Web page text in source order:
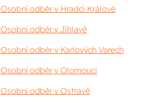
Osobní odběr v Hradci Králové
Osobní odběr v Jihlavě
Osobní odběr v Karlových Varech
Osobní odběr v Olomouci
Osobní odběr v Ostravě